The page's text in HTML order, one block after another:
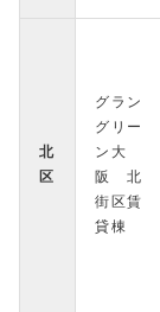
北
区
グラン
グリー
ン大
阪 北
街区賃
貸棟